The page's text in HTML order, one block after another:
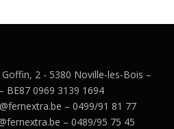
Goffin, 2 - 5380 Noville-les-Bois –
BE87 0969 3139 1694
– 0499/91 81 77
– 0489/95 75 45